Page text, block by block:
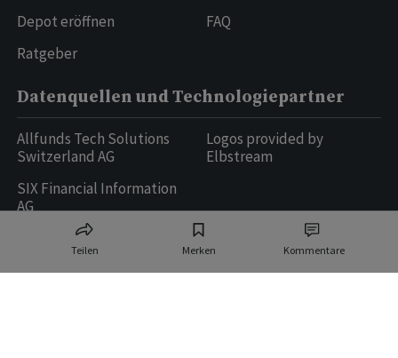
Teilen Merken Kommentare
Depot eröffnen
Ratgeber
FAQ
Datenquellen und Technologiepartner
Allfunds Tech Solutions
Switzerland AG
SIX Financial Information
AG
Logos provided by
Elbstream
Ringier AG | Ringier Medien Schweiz